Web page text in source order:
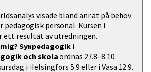
visade bland annat på behov
pedagogisk personal. Kursen i
ett resultat av utredningen.
Synpedagogik i
och skolaordnas 27.8–8.10
i Helsingfors 5.9 eller i Vasa 12.9.